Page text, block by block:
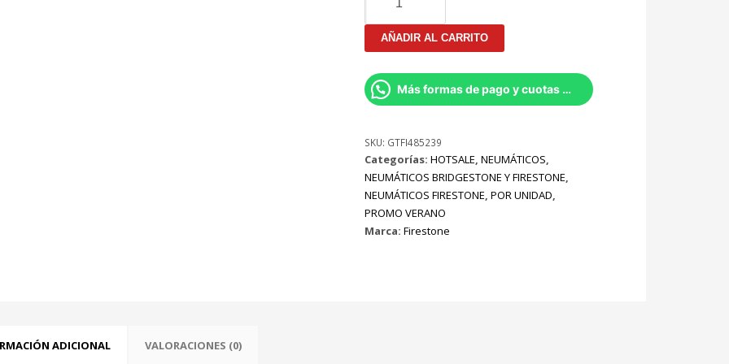
Firestone
F600
91/TAÑADIR AL CARRITO
Más formas de pago y cuotas por Whatsapp
SKU: GTFI485239
Categorías: HOTSALE, NEUMÁTICOS,
NEUMÁTICOS BRIDGESTONE Y FIRESTONE,
NEUMÁTICOS FIRESTONE, POR UNIDAD,
PROMO VERANO
Marca: Firestone
ADICIONAL VALORACIONES (0)